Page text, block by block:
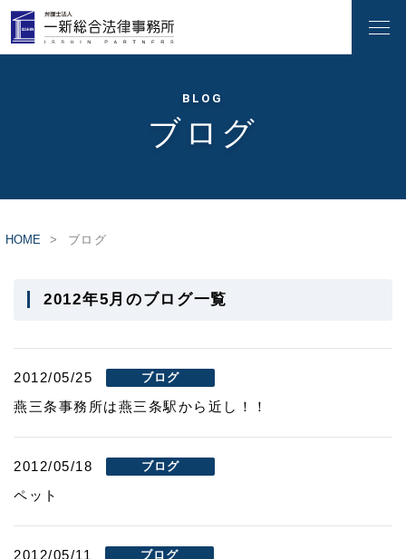
BLOG
ブログ
HOME ブログ
2012年5月のブログ一覧
2012/05/25 ブログ
燕三条事務所は燕三条駅から近し！！
2012/05/18 ブログ
ペット
2012/05/11 ブログ